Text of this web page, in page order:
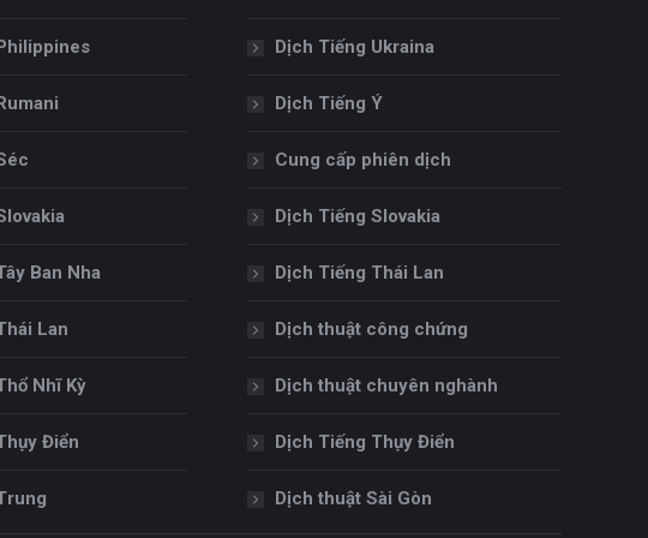
Ban Nha
Lan
Nhĩ Kỳ
Điển
Dịch Tiếng Ukraina
Dịch Tiếng Ý
Cung cấp phiên dịch
Dịch Tiếng Slovakia
Dịch Tiếng Thái Lan
Dịch thuật công chứng
Dịch thuật chuyên nghành
Dịch Tiếng Thụy Điển
Dịch thuật Sài Gòn